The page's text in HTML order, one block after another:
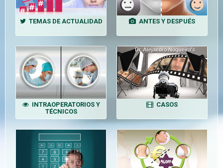
TEMAS DE ACTUALIDAD ANTES Y DESPUÉS
INTRAOPERATORIOS Y
TÉCNICOS
CASOS